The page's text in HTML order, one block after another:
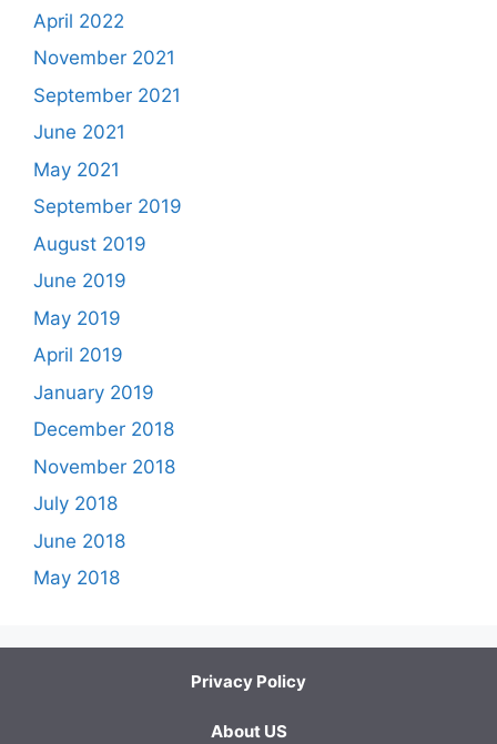
April 2022
November 2021
September 2021
June 2021
May 2021
September 2019
August 2019
June 2019
May 2019
April 2019
January 2019
December 2018
November 2018
July 2018
June 2018
May 2018
Privacy Policy
About US